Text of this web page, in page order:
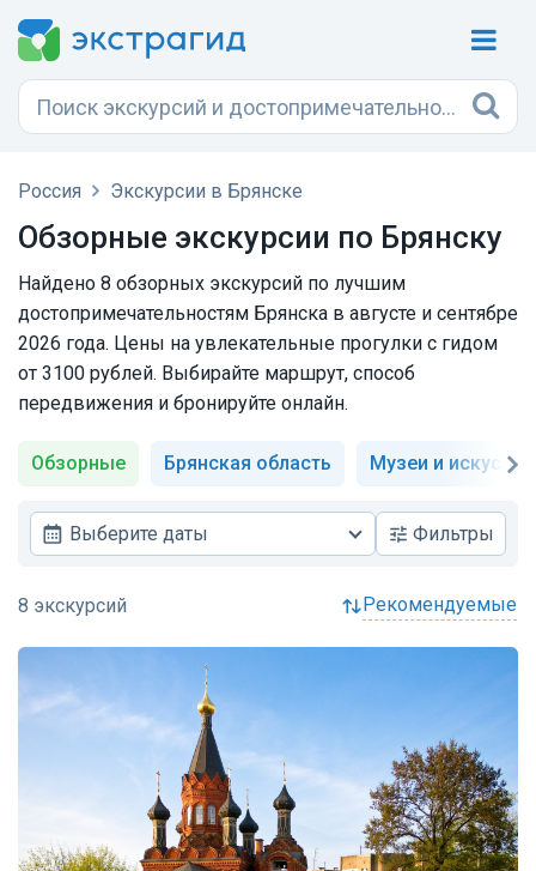
Россия Экскурсии в Брянске
Обзорные экскурсии по Брянску
Найдено 8 обзорных экскурсий по лучшим
достопримечательностям Брянска в августе и сентябре
2026 года. Цены на увлекательные прогулки с гидом
от 3100 рублей. Выбирайте маршрут, способ
передвижения и бронируйте онлайн.
Обзорные Брянская область Музеи и
Выберите даты Фильтры
рекомендуемые